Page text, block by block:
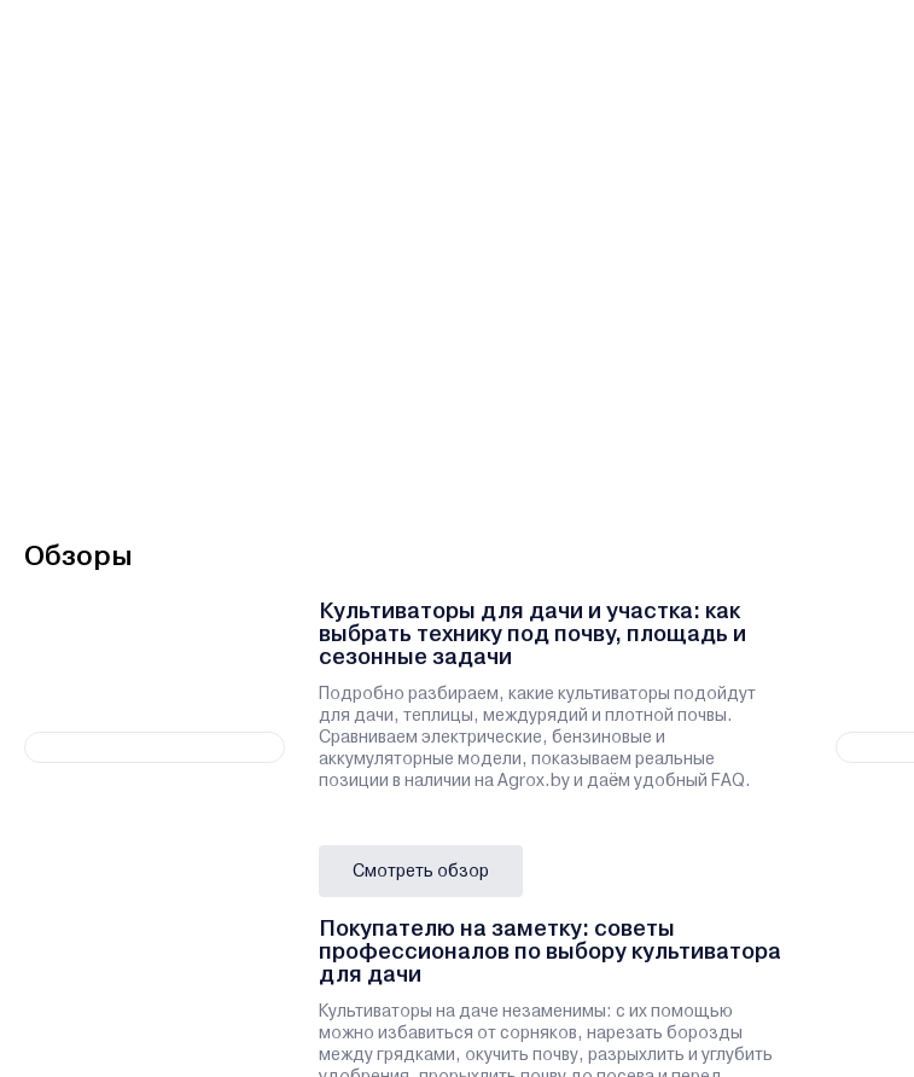
Обзоры
Культиваторы для дачи и участка: как
выбрать технику под почву, площадь и
сезонные задачи
Подробно разбираем, какие культиваторы подойдут
для дачи, теплицы, междурядий и плотной почвы.
Сравниваем электрические, бензиновые и
аккумуляторные модели, показываем реальные
позиции в наличии на Agrox.by и даём удобный FAQ.
Смотреть обзор
Покупателю на заметку: советы
профессионалов по выбору культиватора
для дачи
Культиваторы на даче незаменимы: с их помощью
можно избавиться от сорняков, нарезать борозды
между грядками, окучить почву, разрыхлить и углубить